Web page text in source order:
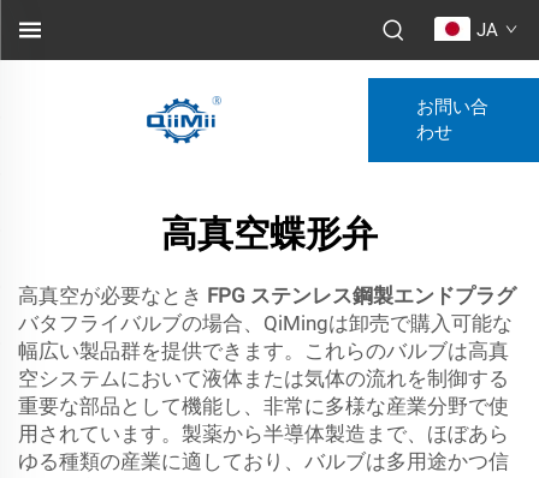
JA
お問い合
わせ
高真空蝶形弁
高真空が必要なとき FPG ステンレス鋼製エンドプラグ
バタフライバルブの場合、QiMingは卸売で購入可能な
幅広い製品群を提供できます。これらのバルブは高真
空システムにおいて液体または気体の流れを制御する
重要な部品として機能し、非常に多様な産業分野で使
用されています。製薬から半導体製造まで、ほぼあら
ゆる種類の産業に適しており、バルブは多用途かつ信